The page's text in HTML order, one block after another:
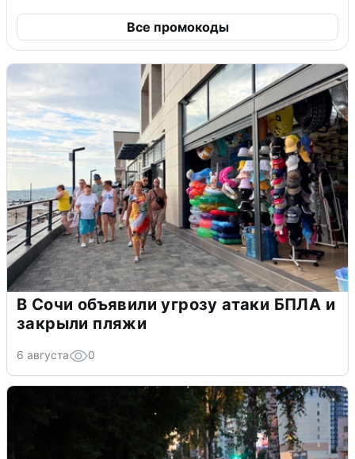
Все промокоды
В Сочи объявили угрозу атаки БПЛА и
закрыли пляжи
6 августа 0